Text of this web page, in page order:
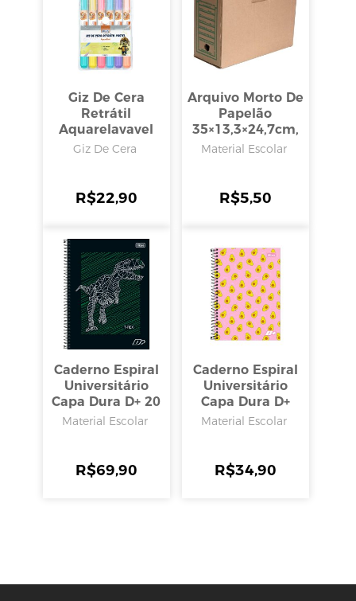
Giz De Cera
Retrátil
Aquarelavavel
Pastel Com 6
Giz De Cera
R$22,90
Arquivo Morto De
Papelão
35×13,3×24,7cm,
São Carlos
Material Escolar
R$5,50
Caderno Espiral
Universitário
Capa Dura D+ 20
Matérias 400
Material Escolar
R$69,90
Caderno Espiral
Universitário
Capa Dura D+
Feminino 10
Material Escolar
R$34,90